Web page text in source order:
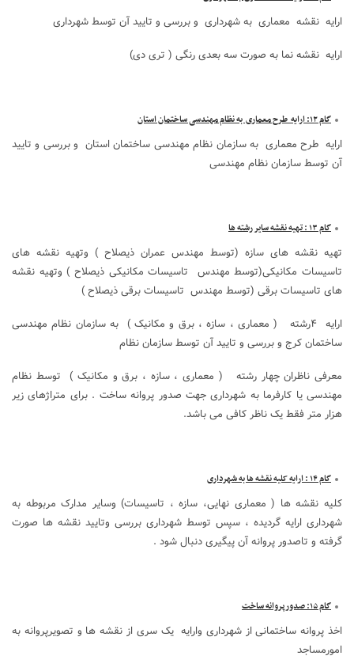
ارایه نقشه معماری به شهرداری و بررسی و تایید آن توسط شهرداری
ارایه نقشه نما به صورت سه بعدی رنگی ( تری دی)
گام ۱۲: ارایه طرح معماری به نظام مهندسی ساختمان استان
ارایه طرح معماری به سازمان نظام مهندسی ساختمان استان و بررسی و تایید
آن توسط سازمان نظام مهندسی
گام ۱۳ : تهیه نقشه سایر رشته ها
تهیه نقشه های سازه (توسط مهندس عمران ذیصلاح ) وتهیه نقشه های
تاسیسات مکانیکی(توسط مهندس تاسیسات مکانیکی ذیصلاح ) وتهیه نقشه
های تاسیسات برقی (توسط مهندس تاسیسات برقی ذیصلاح )
ارایه ۴رشته ( معماری ، سازه ، برق و مکانیک ) به سازمان نظام مهندسی
ساختمان کرج و بررسی و تایید آن توسط سازمان نظام
معرفی ناظران چهار رشته ( معماری ، سازه ، برق و مکانیک ) توسط نظام
مهندسی یا کارفرما به شهرداری جهت صدور پروانه ساخت . برای متراژهای زیر
هزار متر فقط یک ناظر کافی می باشد.
گام ۱۴ : ارایه کلیه نقشه ها به شهرداری
کلیه نقشه ها ( معماری نهایی، سازه ، تاسیسات) وسایر مدارک مربوطه به
شهرداری ارایه گردیده ، سپس توسط شهرداری بررسی وتایید نقشه ها صورت
گرفته و تاصدور پروانه آن پیگیری دنبال شود .
گام ۱۵: صدورپروانه ساخت
اخذ پروانه ساختمانی از شهرداری وارایه یک سری از نقشه ها و تصویرپروانه به
امورمساجد